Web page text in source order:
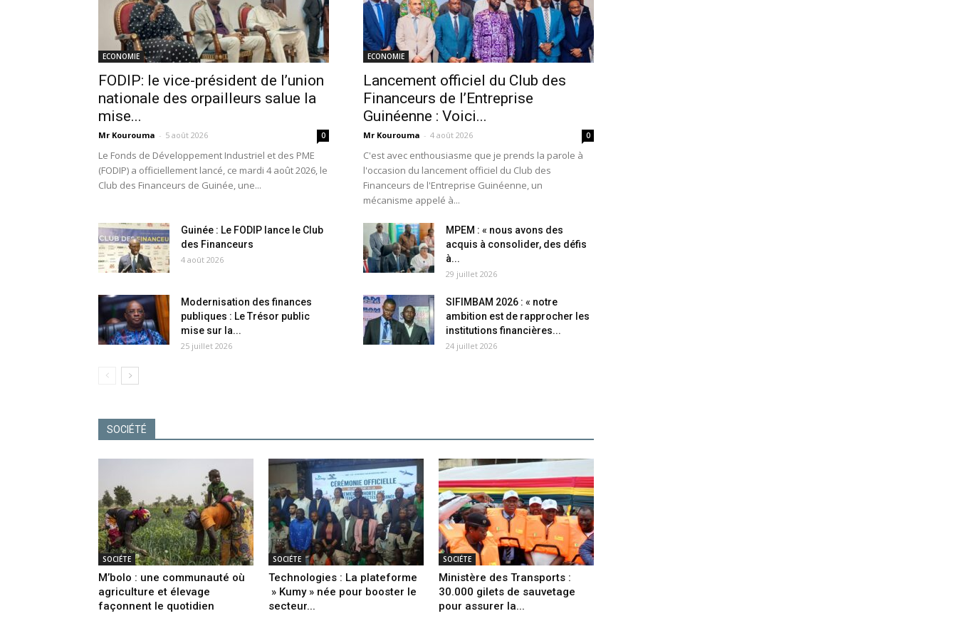
ECONOMIE
FODIP: le vice-président de l’union
nationale des orpailleurs salue la
mise...
Mr Kourouma - 5 août 2026 0
Le Fonds de Développement Industriel et des PME
(FODIP) a officiellement lancé, ce mardi 4 août 2026, le
Club des Financeurs de Guinée, une...
ECONOMIE
Lancement officiel du Club des
Financeurs de l’Entreprise
Guinéenne : Voici...
Mr Kourouma - 4 août 2026 0
C'est avec enthousiasme que je prends la parole à
l'occasion du lancement officiel du Club des
Financeurs de l'Entreprise Guinéenne, un
mécanisme appelé à...
Guinée : Le FODIP lance le Club
des Financeurs
4 août 2026
MPEM : « nous avons des
acquis à consolider, des défis
à...
29 juillet 2026
Modernisation des finances
publiques : Le Trésor public
mise sur la...
25 juillet 2026
SIFIMBAM 2026 : « notre
ambition est de rapprocher les
institutions financières...
24 juillet 2026
SOCIÉTÉ
SOCIÉTE
M’bolo : une communauté où
agriculture et élevage
façonnent le quotidien
SOCIÉTE
Technologies : La plateforme
» Kumy » née pour booster le
secteur...
SOCIÉTE
Ministère des Transports :
30.000 gilets de sauvetage
pour assurer la...